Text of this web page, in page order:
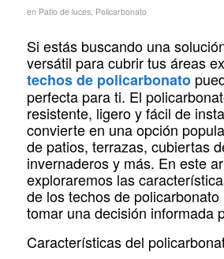
en Patio de luces, Policarbonato
Si estás buscando una
versátil para cubrir tus áreas
techos de policarbonato
perfecta para ti. El
resistente, ligero y fácil de
convierte en una opción
de patios, terrazas, cubiertas
invernaderos y más. En este
exploraremos las
de los techos de
tomar una decisión informada
Características del